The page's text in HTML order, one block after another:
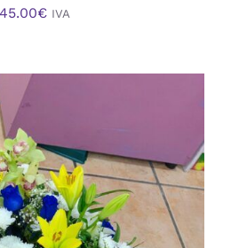
€ IVA
AL CARRITO
/